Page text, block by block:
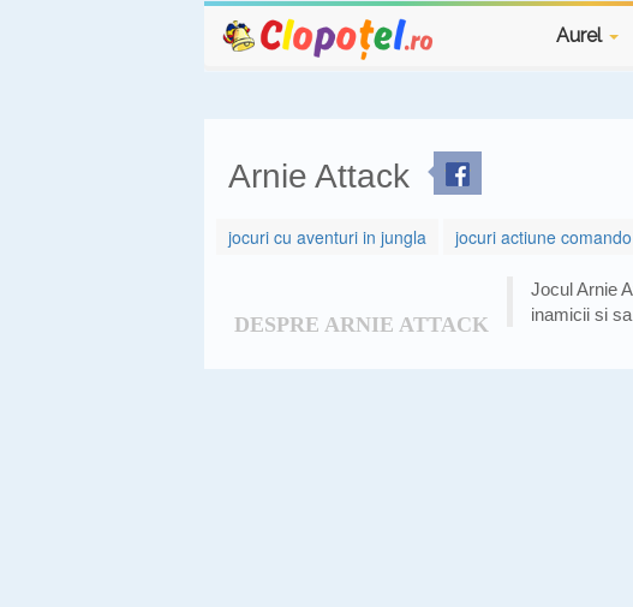
Aurel
Arnie Attack
jocuri cu aventuri in jungla jocuri actiune comando
DESPRE ARNIE ATTACK
Jocul Arnie
inamicii si